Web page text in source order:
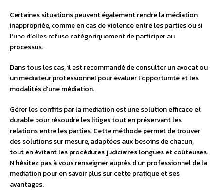
Certaines situations peuvent également rendre la médiation
inappropriée, comme en cas de violence entre les parties ou si
l’une d’elles refuse catégoriquement de participer au
processus.
Dans tous les cas, il est recommandé de consulter un avocat ou
un médiateur professionnel pour évaluer l’opportunité et les
modalités d’une médiation.
Gérer les conflits par la médiation est une solution efficace et
durable pour résoudre les litiges tout en préservant les
relations entre les parties. Cette méthode permet de trouver
des solutions sur mesure, adaptées aux besoins de chacun,
tout en évitant les procédures judiciaires longues et coûteuses.
N’hésitez pas à vous renseigner auprès d’un professionnel de la
médiation pour en savoir plus sur cette pratique et ses
avantages.